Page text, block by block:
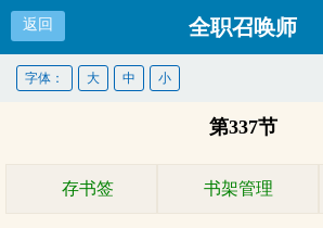
返回 全职召唤师
字体： 大 中 小
第337节
存书签 书架管理